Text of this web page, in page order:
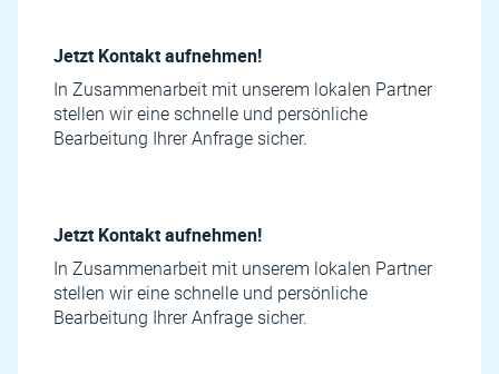
Jetzt Kontakt aufnehmen!
In Zusammenarbeit mit unserem lokalen Partner
stellen wir eine schnelle und persönliche
Bearbeitung Ihrer Anfrage sicher.
Jetzt Kontakt aufnehmen!
In Zusammenarbeit mit unserem lokalen Partner
stellen wir eine schnelle und persönliche
Bearbeitung Ihrer Anfrage sicher.